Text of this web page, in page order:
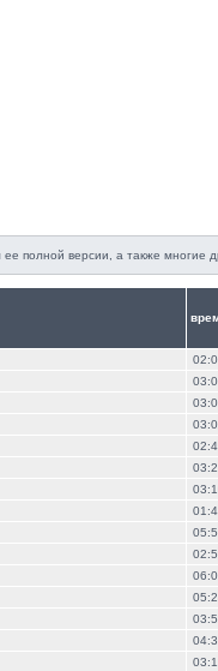
ее полной версии, а также многие